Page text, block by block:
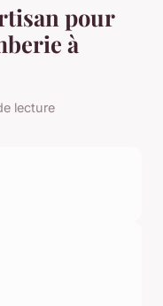
pour
à
lecture